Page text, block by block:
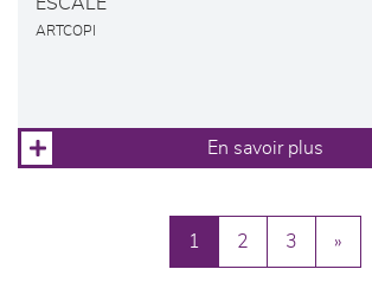
ESCALE
ARTCOPI
En savoir plus
1 2 3 »